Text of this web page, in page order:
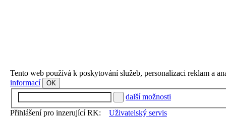
Tento web používá k poskytování služeb, personalizaci reklam a
informací
OK
další možnosti
Přihlášení pro inzerující RK:
Uživatelský servis